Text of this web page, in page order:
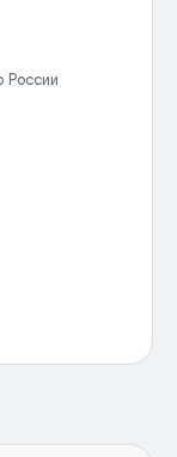
России